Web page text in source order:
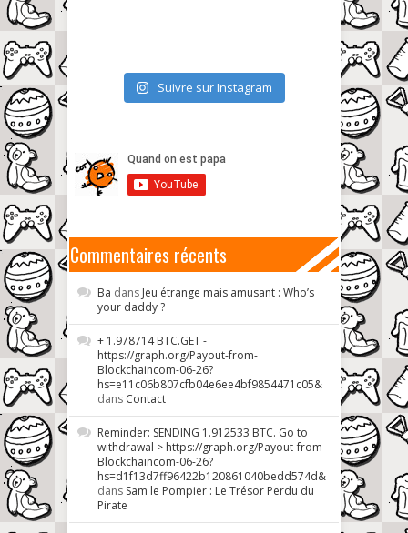
Suivre sur Instagram
Commentaires récents
Ba dans Jeu étrange mais amusant : Who’s
your daddy ?
+ 1.978714 BTC.GET -
https://graph.org/Payout-from-
Blockchaincom-06-26?
hs=e11c06b807cfb04e6ee4bf9854471c05&
dans Contact
Reminder: SENDING 1.912533 BTC. Go to
withdrawal > https://graph.org/Payout-from-
Blockchaincom-06-26?
hs=d1f13d7ff96422b120861040bedd574d&
dans Sam le Pompier : Le Trésor Perdu du
Pirate